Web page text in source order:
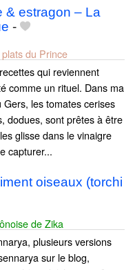
& estragon – La
-
du Prince
qui reviennent
comme un rituel. Dans ma
Gers, les tomates cerises
dodues, sont prêtes à être
glisse dans le vinaigre
capturer...
oiseaux (torchi
de Zika
plusieurs versions
sur le blog,